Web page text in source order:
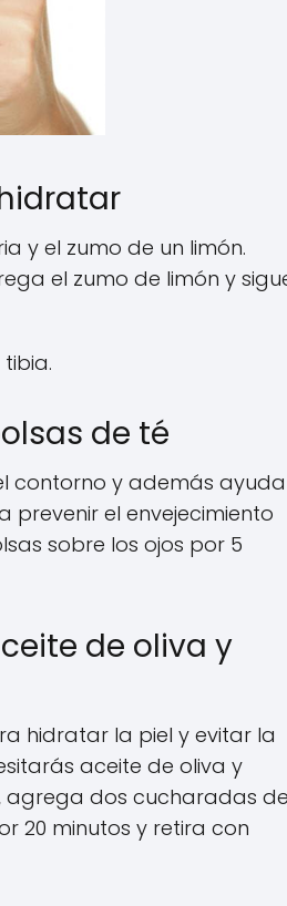
y el zumo de un limón.
el zumo de limón y
de té
contorno y además ayuda
el envejecimiento
sobre los ojos por 5
de oliva y
hidratar la piel y evitar la
aceite de oliva y
agrega dos cucharadas de
20 minutos y retira con